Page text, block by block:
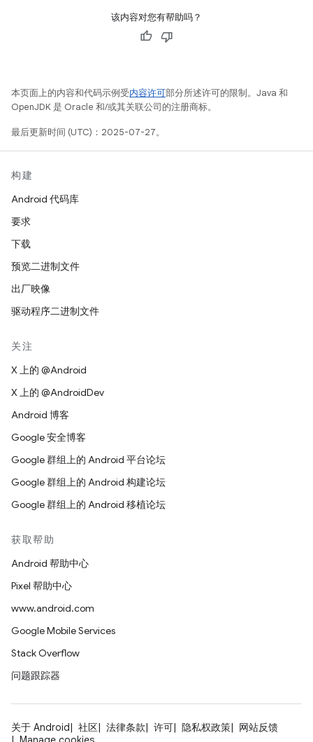
该内容对您有帮助吗？
本页面上的内容和代码示例受内容许可部分所述许可的限制。Java 和
OpenJDK 是 Oracle 和/或其关联公司的注册商标。
最后更新时间 (UTC)：2025-07-27。
构建
Android 代码库
要求
下载
预览二进制文件
出厂映像
驱动程序二进制文件
关注
X 上的 @Android
X 上的 @AndroidDev
Android 博客
Google 安全博客
Google 群组上的 Android 平台论坛
Google 群组上的 Android 构建论坛
Google 群组上的 Android 移植论坛
获取帮助
Android 帮助中心
Pixel 帮助中心
www.android.com
Google Mobile Services
Stack Overflow
问题跟踪器
关于 Android 社区 法律条款 许可 隐私权政策
网站反馈